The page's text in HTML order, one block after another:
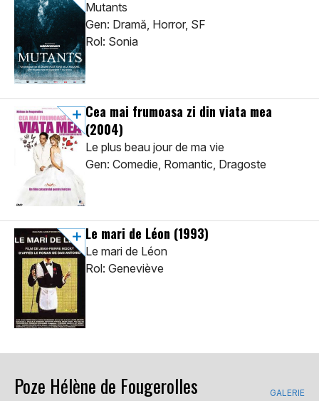
Mutants
Gen: Dramă, Horror, SF
Rol: Sonia
Cea mai frumoasa zi din viata mea
(2004)
Le plus beau jour de ma vie
Gen: Comedie, Romantic, Dragoste
Le mari de Léon (1993)
Le mari de Léon
Rol: Geneviève
Poze Hélène de Fougerolles GALERIE